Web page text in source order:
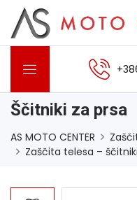
Ščitniki za prsa
AS MOTO CENTER
Zaščita telesa – ščitniki